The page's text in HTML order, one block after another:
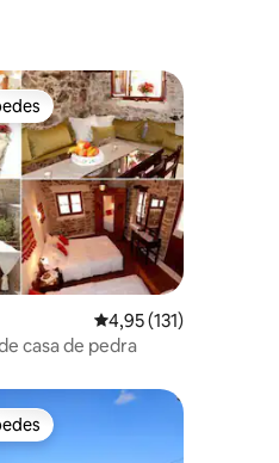
106 avaliações4,95 de uma avaliação
4,95 (131)
casa de pedra